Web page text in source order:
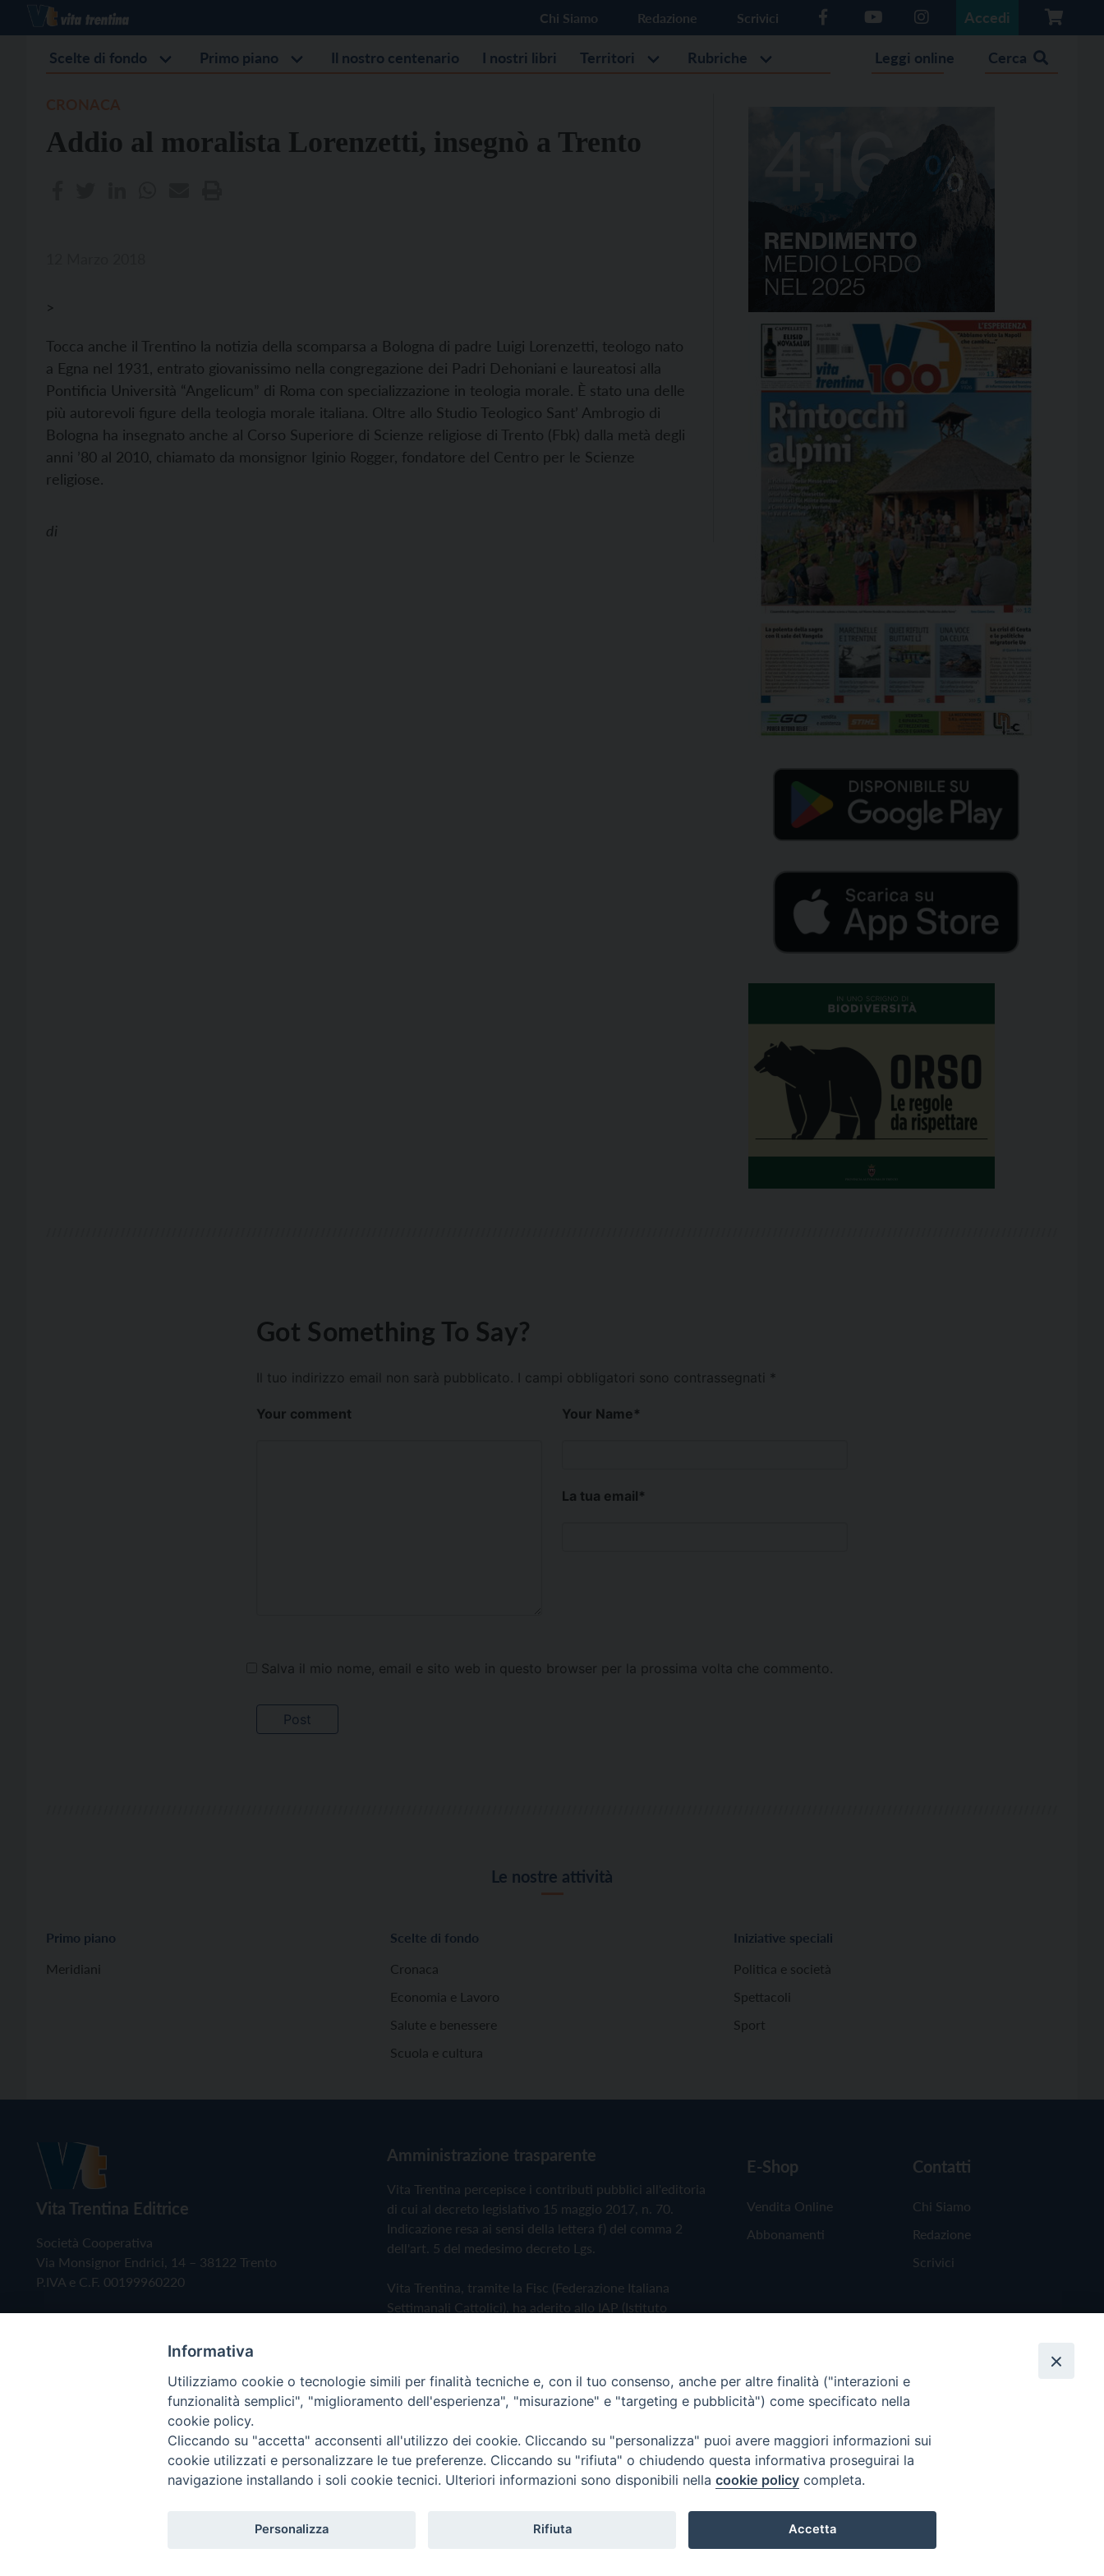
Chi Siamo Redazione Scrivici Accedi
Scelte di fondo Primo piano Il nostro centenario I nostri libri Territori Rubriche Leggi online Cerca
Addio al moralista Lorenzetti, insegnò a Trento
>
Tocca anche il Trentino la notizia della scomparsa a Bologna di padre Luigi Lorenzetti, teologo nato
a Egna nel 1931, entrato giovanissimo nella congregazione dei Padri Dehoniani e laureatosi alla
Pontificia Università “Angelicum” di Roma con specializzazione in teologia morale. È stato una delle
più autorevoli figure della teologia morale italiana. Oltre allo Studio Teologico Sant’ Ambrogio di
Bologna ha insegnato anche al Corso Superiore di Scienze religiose di Trento (Fbk) dalla metà degli
anni ’80 al 2010, chiamato da monsignor Iginio Rogger, fondatore del Centro per le Scienze
religiose.
di
Got Something To Say?
Il tuo indirizzo email non sarà pubblicato. I campi obbligatori sono contrassegnati *
Your comment Your Name*
La tua email*
Salva il mio nome, email e sito web in questo browser per la prossima volta che commento.
Le nostre attività
Primo piano
Meridiani
Scelte di fondo
Cronaca
Economia e Lavoro
Salute e benessere
Scuola e cultura
Iniziative speciali
Politica e società
Spettacoli
Sport
Vita Trentina Editrice
Società Cooperativa
Via Monsignor Endrici, 14 – 38122 Trento
P.IVA e C.F. 00199960220
Amministrazione trasparente
Vita Trentina percepisce i contributi pubblici all'editoria
di cui al decreto legislativo 15 maggio 2017, n. 70.
Indicazione resa ai sensi della lettera f) del comma 2
dell'art. 5 del medesimo decreto Lgs.
Vita Trentina, tramite la Fisc (Federazione Italiana
Settimanali Cattolici), ha aderito allo IAP (Istituto
Privacy Policy Cookie Policy
E-Shop
Vendita Online
Abbonamenti
Contatti
Chi Siamo
Redazione
Scrivici
Copyright © 2019 - Tutti i diritti riservati - Vita Trentina Editrice
Informativa
Utilizziamo cookie o tecnologie simili per finalità tecniche e, con il tuo consenso, anche per altre finalità ("interazioni e
funzionalità semplici", "miglioramento dell'esperienza", "misurazione" e "targeting e pubblicità") come specificato nella
cookie policy.
Cliccando su "accetta" acconsenti all'utilizzo dei cookie. Cliccando su "personalizza" puoi avere maggiori informazioni sui
cookie utilizzati e personalizzare le tue preferenze. Cliccando su "rifiuta" o chiudendo questa informativa proseguirai la
navigazione installando i soli cookie tecnici. Ulteriori informazioni sono disponibili nella cookie policy completa.
Personalizza Rifiuta Accetta